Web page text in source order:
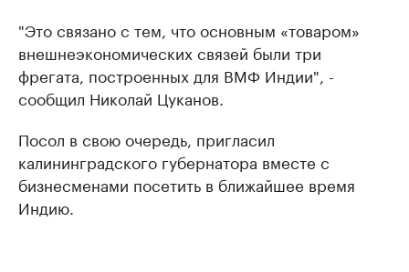
"Это связано с тем, что основным «товаром»
внешнеэкономических связей были три
фрегата, построенных для ВМФ Индии", -
сообщил Николай Цуканов.
Посол в свою очередь, пригласил
калининградского губернатора вместе с
бизнесменами посетить в ближайшее время
Индию.